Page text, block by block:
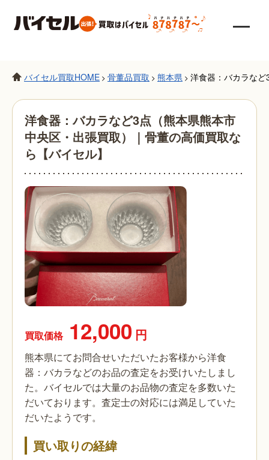
バイセル買取HOME > 骨董品買取 > 熊本県 > 洋食器：バカラな
洋食器：バカラなど3点（熊本県熊本市
中央区・出張買取）｜骨董の高価買取な
ら【バイセル】
買取価格 12,000 円
熊本県にてお問合せいただいたお客様から洋食
器：バカラなどのお品の査定をお受けいたしまし
た。バイセルでは大量のお品物の査定を多数いた
だいております。査定士の対応には満足していた
だいたようです。
買い取りの経緯